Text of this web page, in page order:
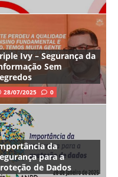
Ivy – Segurança da
Sem
28/07/2025 0
da
para a
de Dados